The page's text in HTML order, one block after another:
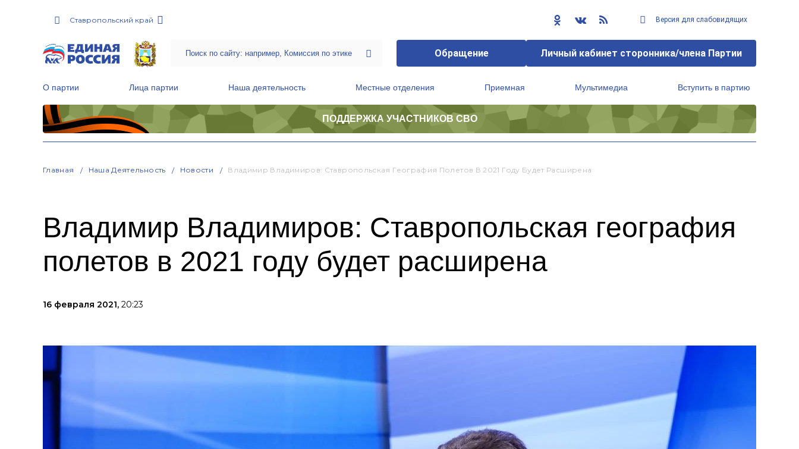
Ставропольский край Версия для слабовидящих
Обращение Личный кабинет сторонника/члена Партии
О партии Лица партии Наша деятельность Местные отделения Приемная Мультимедиа Вступить в партию
ПОДДЕРЖКА УЧАСТНИКОВ СВО
Главная Наша Деятельность Новости Владимир Владимиров: Ставропольская География Полетов В 2021 Году Будет Расширена
Владимир Владимиров: Ставропольская география
полетов в 2021 году будет расширена
16 февраля 2021, 20:23